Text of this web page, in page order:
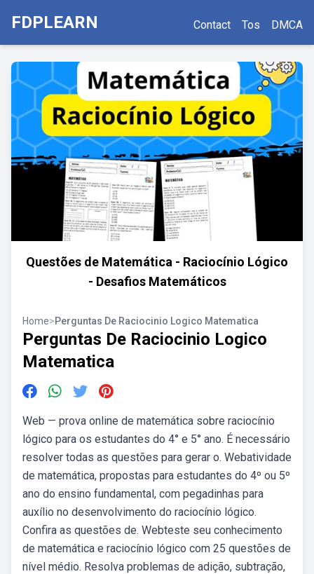
FDPLEARN Contact Tos DMCA
Questões de Matemática - Raciocínio Lógico
- Desafios Matemáticos
Home>Perguntas De Raciocinio Logico Matematica
Perguntas De Raciocinio Logico
Matematica
Web — prova online de matemática sobre raciocínio
lógico para os estudantes do 4° e 5° ano. É necessário
resolver todas as questões para gerar o. Webatividade
de matemática, propostas para estudantes do 4º ou 5º
ano do ensino fundamental, com pegadinhas para
auxílio no desenvolvimento do raciocínio lógico.
Confira as questões de. Webteste seu conhecimento
de matemática e raciocínio lógico com 25 questões de
nível médio. Resolva problemas de adição, subtração,